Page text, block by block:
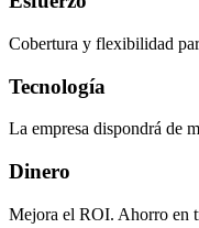
Cobertura y flexibilidad
Tecnología
La empresa dispondrá de
Dinero
Mejora el ROI. Ahorro en